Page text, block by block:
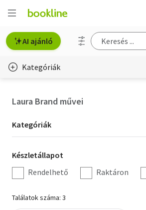
AI ajánló
Kategóriák
Hobbi, szabadidő
Irodalom
Művészet
Laura Brand művei
Kategória
szűrés
Kategóriák
Készletállapot
szűrés
Készletállapot
Rendelhető
Raktáron
Találatok száma: 3